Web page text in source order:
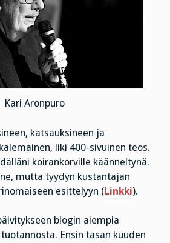
Kari Aronpuro
katsauksineen ja
liki 400-sivuinen teos.
koirankorville käänneltynä.
mutta tyydyn kustantajan
esittelyyn (Linkki).
blogin aiempia
Ensin tasan kuuden